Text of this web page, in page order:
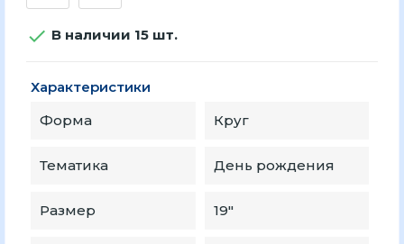
 В наличии 15 шт.
Характеристики
Форма
Круг
Тематика День рождения
Размер 19″